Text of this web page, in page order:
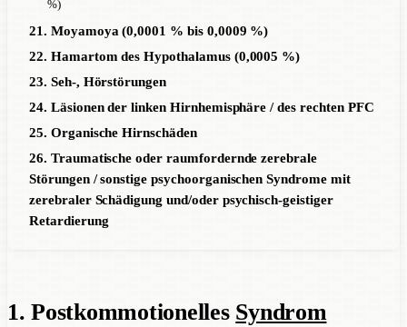
%)
21. Moyamoya (0,0001 % bis 0,0009 %)
22. Hamartom des Hypothalamus (0,0005 %)
23. Seh-, Hörstörungen
24. Läsionen der linken Hirnhemisphäre / des rechten PFC
25. Organische Hirnschäden
26. Traumatische oder raumfordernde zerebrale
Störungen / sonstige psychoorganischen Syndrome mit
zerebraler Schädigung und/oder psychisch-geistiger
Retardierung
1. Postkommotionelles Syndrom